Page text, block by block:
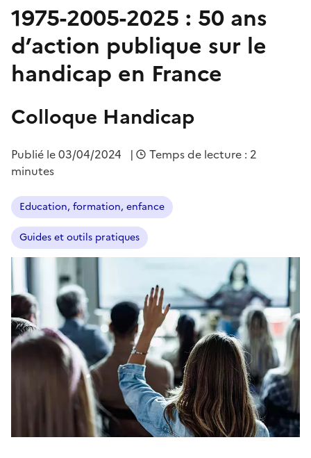
1975-2005-2025 : 50 ans
d’action publique sur le
handicap en France
Colloque Handicap
Publié le03/04/2024 |
Temps de lecture : 2
minutes
Education, formation, enfance
Guides et outils pratiques